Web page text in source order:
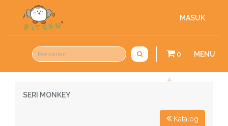
MASUK
MENU
0
SERI MONKEY
Katalog